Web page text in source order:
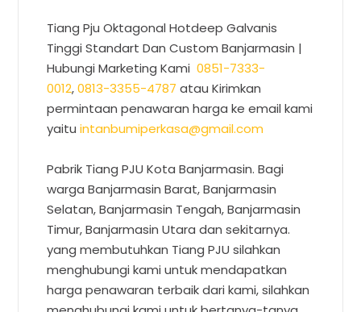
Tiang Pju Oktagonal Hotdeep Galvanis
Tinggi Standart Dan Custom Banjarmasin |
Hubungi Marketing Kami0851-7333-
0012,0813-3355-4787 atau Kirimkan
permintaan penawaran harga ke email kami
yaituintanbumiperkasa@gmail.com
Pabrik Tiang PJU Kota Banjarmasin. Bagi
warga Banjarmasin Barat, Banjarmasin
Selatan, Banjarmasin Tengah, Banjarmasin
Timur, Banjarmasin Utara dan sekitarnya.
yang membutuhkan Tiang PJU silahkan
menghubungi kami untuk mendapatkan
harga penawaran terbaik dari kami, silahkan